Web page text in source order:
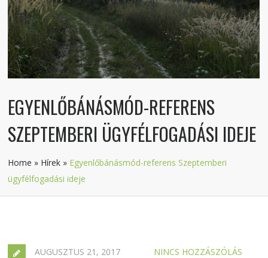
EGYENLŐBÁNÁSMÓD-REFERENS
SZEPTEMBERI ÜGYFÉLFOGADÁSI IDEJE
Home » Hírek » Egyenlőbánásmód-referens Szeptemberi
ügyfélfogadási ideje
AUGUSZTUS 21, 2017 NINCS HOZZÁSZÓLÁS